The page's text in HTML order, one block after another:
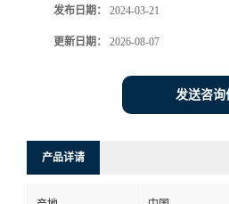
发布日期： 2024-03-21
更新日期： 2026-08-07
发送咨询
产品详请